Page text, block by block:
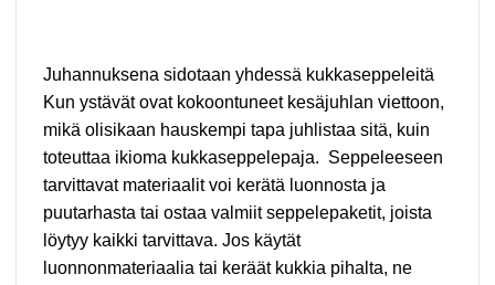
Juhannuksena sidotaan yhdessä kukkaseppeleitä
Kun ystävät ovat kokoontuneet kesäjuhlan viettoon,
mikä olisikaan hauskempi tapa juhlistaa sitä, kuin
toteuttaa ikioma kukkaseppelepaja. Seppeleeseen
tarvittavat materiaalit voi kerätä luonnosta ja
puutarhasta tai ostaa valmiit seppelepaketit, joista
löytyy kaikki tarvittava. Jos käytät
luonnonmateriaalia tai keräät kukkia pihalta, ne